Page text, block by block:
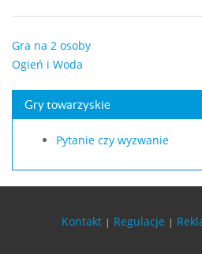
Gra na 2 osoby
Ogień i Woda
Gry towarzyskie
Pytanie czy wyzwanie
Kontakt | Regulacje |